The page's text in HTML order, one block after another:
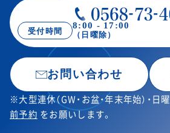
受付時間
8:00 - 17:00
（日曜除）
お問い合わせ
※大型連休（GW・お盆・年末年始）・
前予約 をお願いします。